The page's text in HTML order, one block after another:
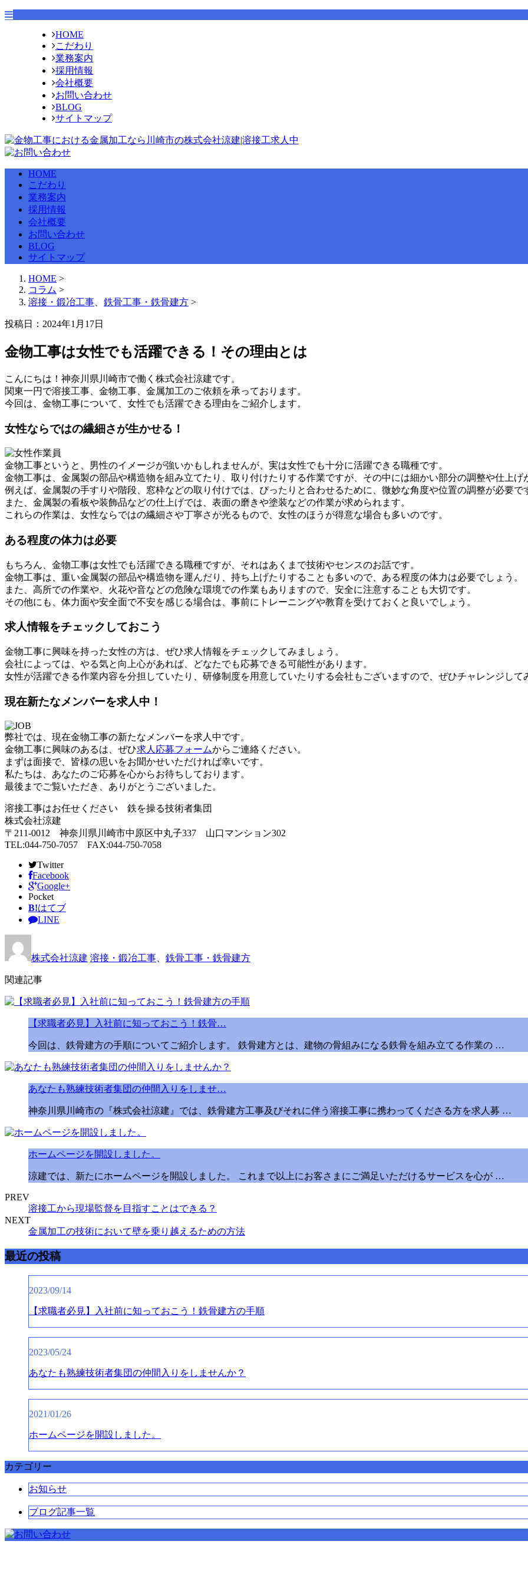
HOME
こだわり
業務案内
採用情報
会社概要
お問い合わせ
BLOG
サイトマップ
HOME
こだわり
業務案内
採用情報
会社概要
お問い合わせ
BLOG
サイトマップ
HOME >
コラム >
溶接・鍛冶工事
鉄骨工事・鉄骨建方 >
投稿日：2024年1月17日
金物工事は女性でも活躍できる！その理由とは
こんにちは！神奈川県川崎市で働く株式会社涼建です。
関東一円で溶接工事、金物工事、金属加工のご依頼を承っております。
今回は、金物工事について、女性でも活躍できる理由をご紹介します。
女性ならではの繊細さが生かせる！
金物工事というと、男性のイメージが強いかもしれませんが、実は女性でも十分に活躍できる職種です。
金物工事は、金属製の部品や構造物を組み立てたり、取り付けたりする作業ですが、その中には細かい部分の調整や仕上げ
例えば、金属製の手すりや階段、窓枠などの取り付けでは、ぴったりと合わせるために、微妙な角度や位置の調整が必要で
また、金属製の看板や装飾品などの仕上げでは、表面の磨きや塗装などの作業が求められます。
これらの作業は、女性ならではの繊細さや丁寧さが光るもので、女性のほうが得意な場合も多いのです。
ある程度の体力は必要
もちろん、金物工事は女性でも活躍できる職種ですが、それはあくまで技術やセンスのお話です。
金物工事は、重い金属製の部品や構造物を運んだり、持ち上げたりすることも多いので、ある程度の体力は必要でしょう。
また、高所での作業や、火花や音などの危険な環境での作業もありますので、安全に注意することも大切です。
その他にも、体力面や安全面で不安を感じる場合は、事前にトレーニングや教育を受けておくと良いでしょう。
求人情報をチェックしておこう
金物工事に興味を持った女性の方は、ぜひ求人情報をチェックしてみましょう。
会社によっては、やる気と向上心があれば、どなたでも応募できる可能性があります。
女性が活躍できる作業内容を分担していたり、研修制度を用意していたりする会社もございますので、ぜひチャレンジして
現在新たなメンバーを求人中！
弊社では、現在金物工事の新たなメンバーを求人中です。
金物工事に興味のあるは、ぜひ求人応募フォームからご連絡ください。
まずは面接で、皆様の思いをお聞かせいただければ幸いです。
私たちは、あなたのご応募を心からお待ちしております。
最後までご覧いただき、ありがとうございました。
溶接工事はお任せください 鉄を操る技術者集団
株式会社涼建
〒211-0012 神奈川県川崎市中原区中丸子337 山口マンション302
TEL:044-750-7057 FAX:044-750-7058
Twitter
Facebook
Google+
Pocket
B!はてブ
LINE
株式会社涼建 溶接・鍛冶工事 鉄骨工事・鉄骨建方
関連記事
【求職者必見】入社前に知っておこう！鉄骨…
今回は、鉄骨建方の手順についてご紹介します。 鉄骨建方とは、建物の骨組みになる鉄骨を組み立てる作業の …
あなたも熟練技術者集団の仲間入りをしませ…
神奈川県川崎市の『株式会社涼建』では、鉄骨建方工事及びそれに伴う溶接工事に携わってくださる方を求人募 …
ホームページを開設しました。
涼建では、新たにホームページを開設しました。 これまで以上にお客さまにご満足いただけるサービスを心が …
PREV
溶接工から現場監督を目指すことはできる？
NEXT
金属加工の技術において壁を乗り越えるための方法
最近の投稿
2023/09/14
【求職者必見】入社前に知っておこう！鉄骨建方の手順
2023/05/24
あなたも熟練技術者集団の仲間入りをしませんか？
2021/01/26
ホームページを開設しました。
カテゴリー
お知らせ
ブログ記事一覧